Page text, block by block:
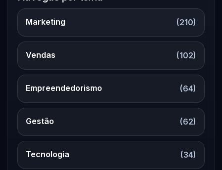
Marketing (210)
Vendas (102)
Empreendedorismo (64)
Gestão (62)
Tecnologia (34)